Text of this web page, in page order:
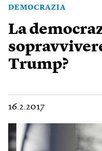
DEMOCRAZIA
La
Trump?
16.2.2017